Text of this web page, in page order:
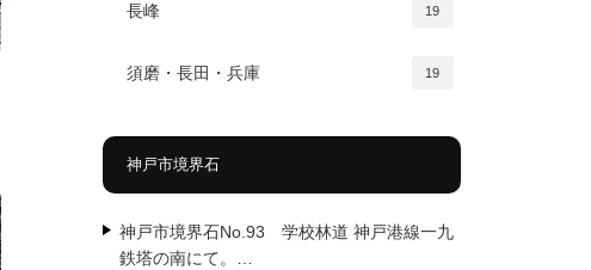
長峰 19
須磨・長田・兵庫 19
神戸市境界石
神戸市境界石No.93 学校林道 神戸港線一九
鉄塔の南にて。…